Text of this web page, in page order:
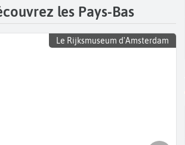
les Pays-Bas
Le Rijksmuseum d'Amsterdam